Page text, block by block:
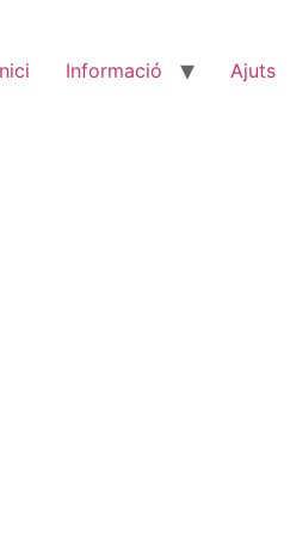
Informació Ajuts